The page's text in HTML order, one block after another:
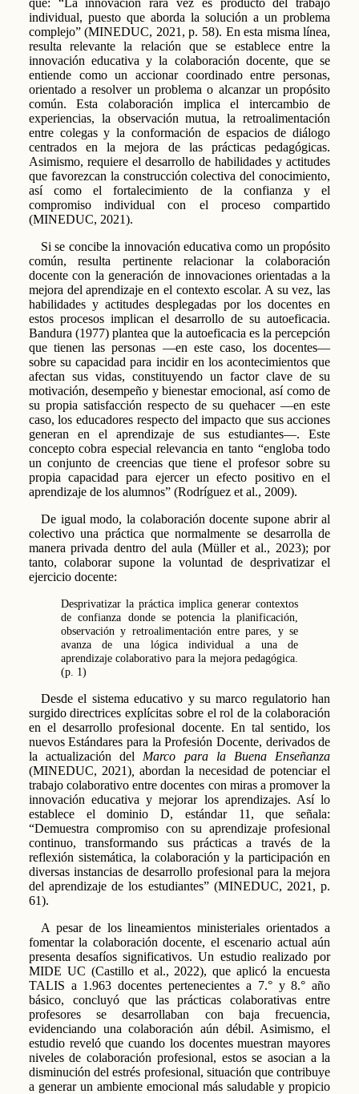
que: “La innovación rara vez es producto del trabajo
individual, puesto que aborda la solución a un problema
complejo” (MINEDUC, 2021, p. 58). En esta misma línea,
resulta relevante la relación que se establece entre la
innovación educativa y la colaboración docente, que se
entiende como un accionar coordinado entre personas,
orientado a resolver un problema o alcanzar un propósito
común. Esta colaboración implica el intercambio de
experiencias, la observación mutua, la retroalimentación
entre colegas y la conformación de espacios de diálogo
centrados en la mejora de las prácticas pedagógicas.
Asimismo, requiere el desarrollo de habilidades y actitudes
que favorezcan la construcción colectiva del conocimiento,
así como el fortalecimiento de la confianza y el
compromiso individual con el proceso compartido
(MINEDUC, 2021).
Si se concibe la innovación educativa como un propósito
común, resulta pertinente relacionar la colaboración
docente con la generación de innovaciones orientadas a la
mejora del aprendizaje en el contexto escolar. A su vez, las
habilidades y actitudes desplegadas por los docentes en
estos procesos implican el desarrollo de su autoeficacia.
Bandura (1977) plantea que la autoeficacia es la percepción
que tienen las personas —en este caso, los docentes—
sobre su capacidad para incidir en los acontecimientos que
afectan sus vidas, constituyendo un factor clave de su
motivación, desempeño y bienestar emocional, así como de
su propia satisfacción respecto de su quehacer —en este
caso, los educadores respecto del impacto que sus acciones
generan en el aprendizaje de sus estudiantes—. Este
concepto cobra especial relevancia en tanto “engloba todo
un conjunto de creencias que tiene el profesor sobre su
propia capacidad para ejercer un efecto positivo en el
aprendizaje de los alumnos” (Rodríguez et al., 2009).
De igual modo, la colaboración docente supone abrir al
colectivo una práctica que normalmente se desarrolla de
manera privada dentro del aula (Müller et al., 2023); por
tanto, colaborar supone la voluntad de desprivatizar el
ejercicio docente:
Desprivatizar la práctica implica generar contextos
de confianza donde se potencia la planificación,
observación y retroalimentación entre pares, y se
avanza de una lógica individual a una de
aprendizaje colaborativo para la mejora pedagógica.
(p. 1)
Desde el sistema educativo y su marco regulatorio han
surgido directrices explícitas sobre el rol de la colaboración
en el desarrollo profesional docente. En tal sentido, los
nuevos Estándares para la Profesión Docente, derivados de
la actualización del Marco para la Buena Enseñanza
(MINEDUC, 2021), abordan la necesidad de potenciar el
trabajo colaborativo entre docentes con miras a promover la
innovación educativa y mejorar los aprendizajes. Así lo
establece el dominio D, estándar 11, que señala:
“Demuestra compromiso con su aprendizaje profesional
continuo, transformando sus prácticas a través de la
reflexión sistemática, la colaboración y la participación en
diversas instancias de desarrollo profesional para la mejora
del aprendizaje de los estudiantes” (MINEDUC, 2021, p.
61).
A pesar de los lineamientos ministeriales orientados a
fomentar la colaboración docente, el escenario actual aún
presenta desafíos significativos. Un estudio realizado por
MIDE UC (Castillo et al., 2022), que aplicó la encuesta
TALIS a 1.963 docentes pertenecientes a 7.° y 8.° año
básico, concluyó que las prácticas colaborativas entre
profesores se desarrollaban con baja frecuencia,
evidenciando una colaboración aún débil. Asimismo, el
estudio reveló que cuando los docentes muestran mayores
niveles de colaboración profesional, estos se asocian a la
disminución del estrés profesional, situación que contribuye
a generar un ambiente emocional más saludable y propicio